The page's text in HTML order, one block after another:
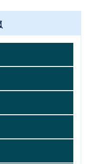
09-06-2026